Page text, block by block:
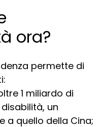
ora?
permette di
1 miliardo di
un
a quello della Cina;